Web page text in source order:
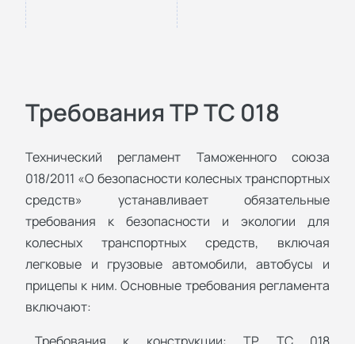
Требования ТР ТС 018
Технический регламент Таможенного союза
018/2011 «О безопасности колесных транспортных
средств» устанавливает обязательные
требования к безопасности и экологии для
колесных транспортных средств, включая
легковые и грузовые автомобили, автобусы и
прицепы к ним. Основные требования регламента
включают: